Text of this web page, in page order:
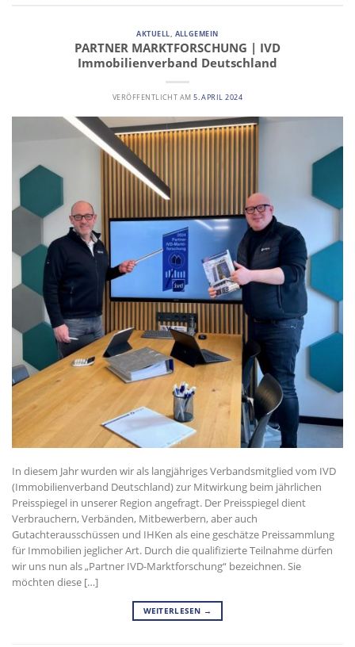
AKTUELL ALLGEMEIN
PARTNER MARKTFORSCHUNG | IVD
Immobilienverband Deutschland
VERÖFFENTLICHT AM5. APRIL 2024
In diesem Jahr wurden wir als langjähriges Verbandsmitglied vom IVD
(Immobilienverband Deutschland) zur Mitwirkung beim jährlichen
Preisspiegel in unserer Region angefragt. Der Preisspiegel dient
Verbrauchern, Verbänden, Mitbewerbern, aber auch
Gutachterausschüssen und IHKen als eine geschätze Preissammlung
für Immobilien jeglicher Art. Durch die qualifizierte Teilnahme dürfen
wir uns nun als „Partner IVD-Marktforschung“ bezeichnen. Sie
möchten diese […]
WEITERLESEN →